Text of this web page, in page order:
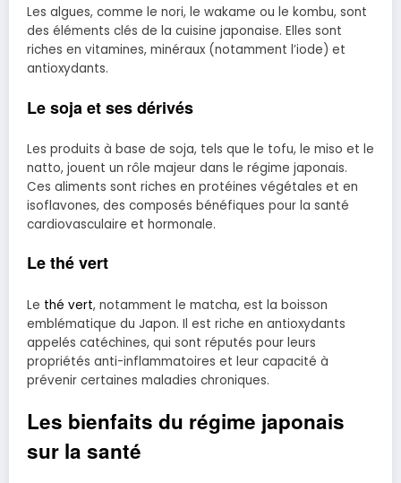
Les algues, comme le nori, le wakame ou le kombu, sont
des éléments clés de la cuisine japonaise. Elles sont
riches en vitamines, minéraux (notamment l’iode) et
antioxydants.
Le soja et ses dérivés
Les produits à base de soja, tels que le tofu, le miso et le
natto, jouent un rôle majeur dans le régime japonais.
Ces aliments sont riches en protéines végétales et en
isoflavones, des composés bénéfiques pour la santé
cardiovasculaire et hormonale.
Le thé vert
Le thé vert, notamment le matcha, est la boisson
emblématique du Japon. Il est riche en antioxydants
appelés catéchines, qui sont réputés pour leurs
propriétés anti-inflammatoires et leur capacité à
prévenir certaines maladies chroniques.
Les bienfaits du régime japonais
sur la santé